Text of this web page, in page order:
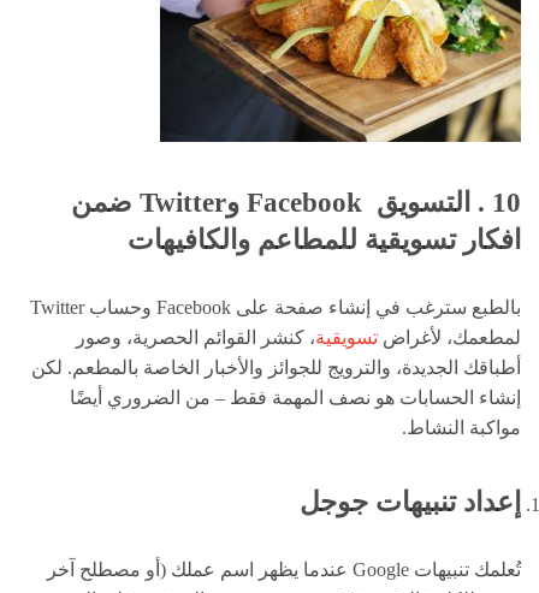
10 . التسويق Facebook و
Twitter ضمن
افكار تسويقية للمطاعم والكافيهات
بالطبع سترغب في إنشاء صفحة على Facebook وحساب Twitter
لمطعمك، لأغراض تسويقية، كنشر القوائم الحصرية، وصور
أطباقك الجديدة، والترويج للجوائز والأخبار الخاصة بالمطعم. لكن
إنشاء الحسابات هو نصف المهمة فقط – من الضروري أيضًا
مواكبة النشاط.
إعداد تنبيهات جوجل
تُعلمك تنبيهات Google عندما يظهر اسم عملك (أو مصطلح آخر